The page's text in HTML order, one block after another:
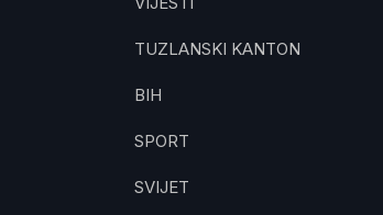
TUZLANSKI KANTON
BIH
SPORT
SVIJET